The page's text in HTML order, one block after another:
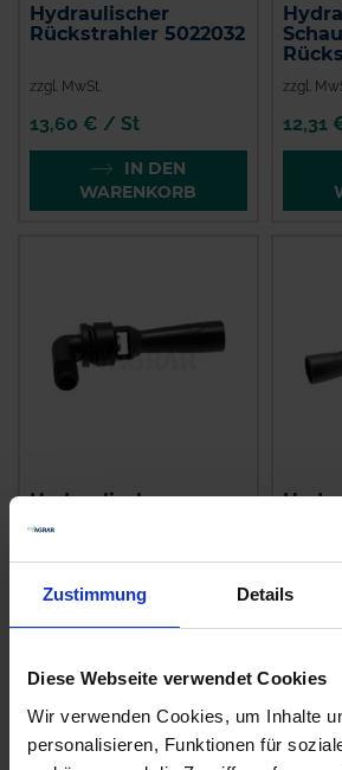
Zustimmung Details
Diese Webseite verwendet Cookies
Wir verwenden Cookies, um Inhalte
personalisieren, Funktionen für
Hydraulischer
Rückstrahler 5022032
zzgl. MwSt.
13,60 € / St
IN DEN
WARENKORB
zzgl.
12,31
Hydraulischer
8,57 € / St
IN DEN
13,18
Anmelden für Ihren